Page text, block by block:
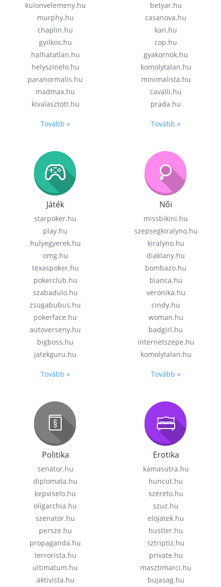
kulonvelemeny.hu
murphy.hu
chaplin.hu
gyilkos.hu
halhatatlan.hu
helyszinelo.hu
paranormalis.hu
madmax.hu
kivalasztott.hu
Tovább »
betyar.hu
casanova.hu
kan.hu
cop.hu
gyakornok.hu
komolytalan.hu
minimalista.hu
cavalli.hu
prada.hu
Tovább »
Játék
starpoker.hu
play.hu
hulyegyerek.hu
omg.hu
texaspoker.hu
pokerclub.hu
szabadulo.hu
zsugabubus.hu
pokerface.hu
autoverseny.hu
bigboss.hu
jatekguru.hu
Tovább »
Női
missbikini.hu
szepsegkiralyno.hu
kiralyno.hu
diaklany.hu
bombazo.hu
bianca.hu
veronika.hu
cindy.hu
woman.hu
badgirl.hu
internetszepe.hu
komolytalan.hu
Tovább »
Politika
senator.hu
diplomata.hu
kepviselo.hu
oligarchia.hu
szenator.hu
persze.hu
propaganda.hu
terrorista.hu
ultimatum.hu
aktivista.hu
Erotika
kamasutra.hu
huncut.hu
szereto.hu
szuz.hu
elojatek.hu
hustler.hu
sztriptiz.hu
private.hu
masztimarci.hu
bujasag.hu